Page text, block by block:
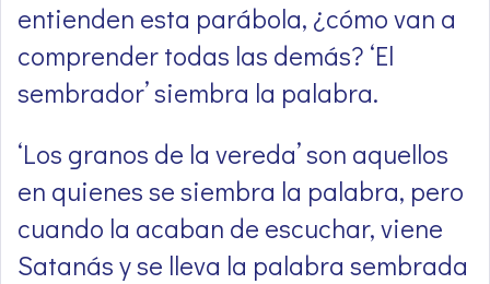
entienden esta parábola, ¿cómo van a
comprender todas las demás? ‘El
sembrador’ siembra la palabra.
‘Los granos de la vereda’ son aquellos
en quienes se siembra la palabra, pero
cuando la acaban de escuchar, viene
Satanás y se lleva la palabra sembrada